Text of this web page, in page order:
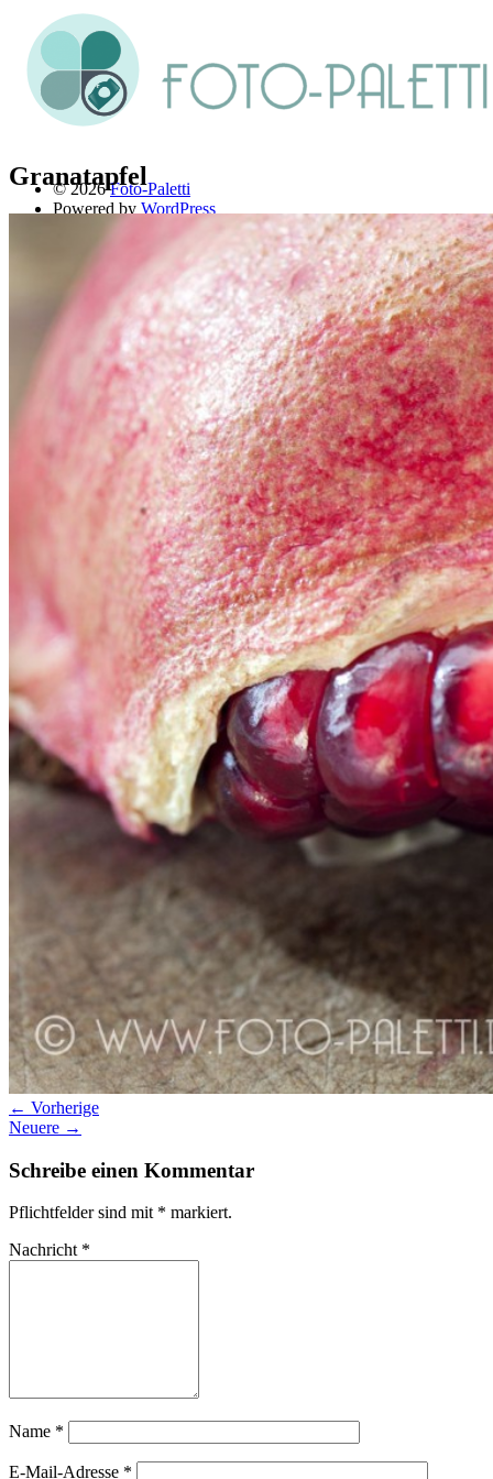
Granatapfel
← Vorherige
Neuere →
Schreibe einen Kommentar
Pflichtfelder sind mit * markiert.
Nachricht *
Name *
E-Mail-Adresse *
© 2026Foto-Paletti
Powered by WordPress
Theme: Renkon von
Elmastudio
Portfolio
Florales
Menschen
Stadt und Land
Weitere Fotoblogs
Über mich
Impressum
Datenschutz
TAG CLOUD
Blogparade Blumen Buchempfehlung design DIY
Farben Filter Fotoprojekt Frühling Getestet
Gewinner
Herbst InterviewKreativität
Lightroom lightroom tipps Makro Monochrom
Produkttest S-/W Schnee Schwarz-Weiß SEO Sommer
Stockfotografie Streetfotografie TopDogs
Verlosung
Wasser Weiß